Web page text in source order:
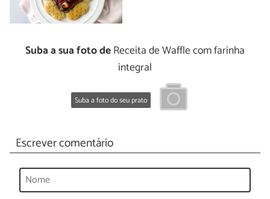
Suba a sua foto deReceita de Waffle com farinha
integral
Suba a foto do seu prato
Escrever comentário